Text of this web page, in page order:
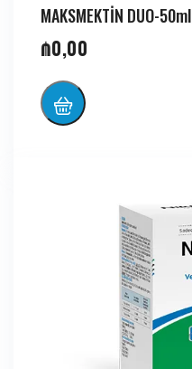
MAKSMEKTİN DUO-50ml
₼0,00